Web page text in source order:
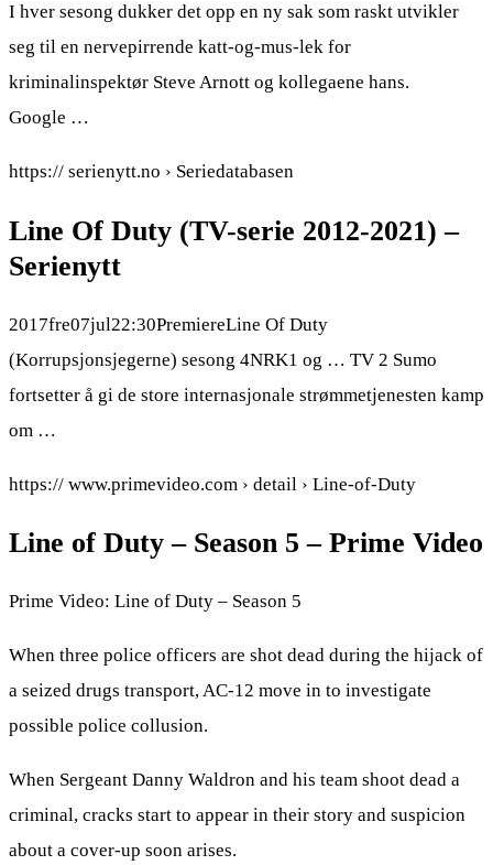
I hver sesong dukker det opp en ny sak som raskt utvikler
seg til en nervepirrende katt-og-mus-lek for
kriminalinspektør Steve Arnott og kollegaene hans.
Google …
https:// serienytt.no › Seriedatabasen
Line Of Duty (TV-serie 2012-2021) –
Serienytt
2017fre07jul22:30PremiereLine Of Duty
(Korrupsjonsjegerne) sesong 4NRK1 og … TV 2 Sumo
fortsetter å gi de store internasjonale strømmetjenesten kamp
om …
https:// www.primevideo.com › detail › Line-of-Duty
Line of Duty – Season 5 – Prime Video
Prime Video: Line of Duty – Season 5
When three police officers are shot dead during the hijack of
a seized drugs transport, AC-12 move in to investigate
possible police collusion.
When Sergeant Danny Waldron and his team shoot dead a
criminal, cracks start to appear in their story and suspicion
about a cover-up soon arises.